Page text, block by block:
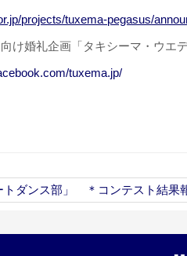
projects/tuxema-pegasus/
け婚礼企画「タキシーマ・ウエデ
tuxema.jp/
トダンス部」 ＊コンテスト結果